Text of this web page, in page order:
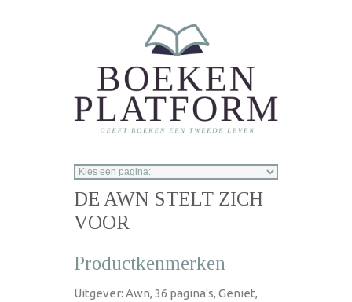
DE AWN STELT ZICH
VOOR
Productkenmerken
Uitgever: Awn, 36 pagina's, Geniet,